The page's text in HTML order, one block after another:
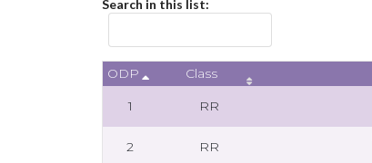
Search in this list:
ODP Class
1
RR
2 RR